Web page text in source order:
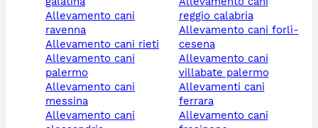
allevamento cani
ravenna
allevamento cani rieti
allevamento cani
palermo
allevamento cani
messina
allevamento cani
reggio calabria
allevamento cani forlì-
cesena
allevamento cani
villabate palermo
allevamenti cani
ferrara
allevamento cani